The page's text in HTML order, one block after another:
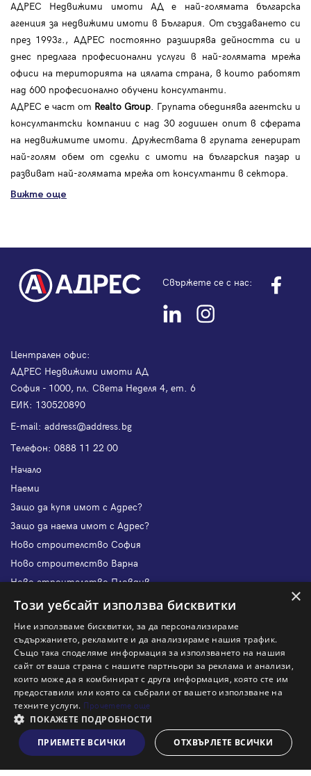
Виж на картата
АДРЕС Недвижими имоти АД е най-голямата българска
агенция за недвижими имоти в България. От създаването си
през 1993г., АДРЕС постоянно разширява дейността си и
днес предлага професионални услуги в най-голямата мрежа
офиси на територията на цялата страна, в които работят
над 600 професионално обучени консултанти.
АДРЕС е част от Realto Group . Групата обединява агентски и
консултантски компании с над 30 годишен опит в сферата
на недвижимите имоти. Дружествата в групата генерират
най-голям обем от сделки с имоти на българския пазар и
развиват най-голямата мрежа от консултанти в сектора.
Вижте още
Свържете се с нас:
Централен офис:
АДРЕС Недвижими имоти АД
София - 1000, пл. Света Неделя 4, ет. 6
ЕИК: 130520890
Е-mail: address@address.bg
Телефон: 0888 11 22 00
Начало
Наеми
Защо да купя имот с Адрес?
Защо да наема имот с Адрес?
Ново строителство София
Ново строителство Варна
Ново строителство Пловдив
Ново строителство Бургас
Защо да отдам имот с Адрес?
Наши офиси
Кариери
Кои сме ние?
Франчайз
Блог
Искаш ли да получаваш актуална информация за пазара
на недвижими имоти?
×
Този уебсайт използва бисквитки
Ние използваме бисквитки, за да персонализираме
съдържанието, рекламите и да анализираме нашия трафик.
Също така споделяме информация за използването на нашия
сайт от ваша страна с нашите партньори за реклама и анализи,
които може да я комбинират с друга информация, която сте им
предоставили или която са събрали от вашето използване на
техните услуги. Прочетете още
ПОКАЖЕТЕ ПОДРОБНОСТИ
ПРИЕМЕТЕ ВСИЧКИ
ОТХВЪРЛЕТЕ ВСИЧКИ